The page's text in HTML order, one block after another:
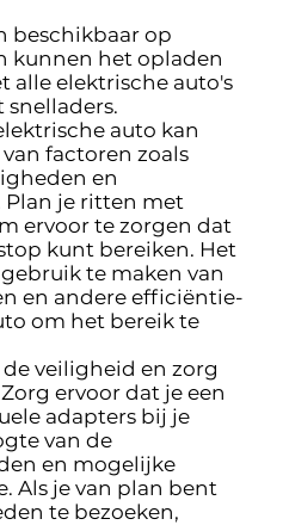
beschikbaar op
kunnen het opladen
alle elektrische auto's
auto kan
factoren zoals
en
je ritten met
ervoor te zorgen dat
kunt bereiken. Het
te maken van
en andere efficiëntie-
om het bereik te
veiligheid en zorg
ervoor dat je een
adapters bij je
van de
en mogelijke
Als je van plan bent
te bezoeken,